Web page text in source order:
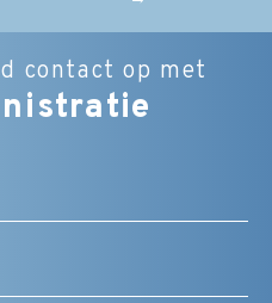
contact op met